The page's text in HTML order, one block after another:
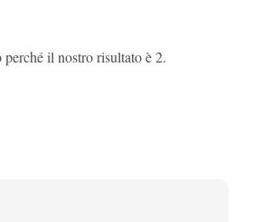
il nostro risultato è 2.